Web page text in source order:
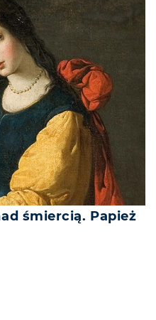
śmiercią. Papież